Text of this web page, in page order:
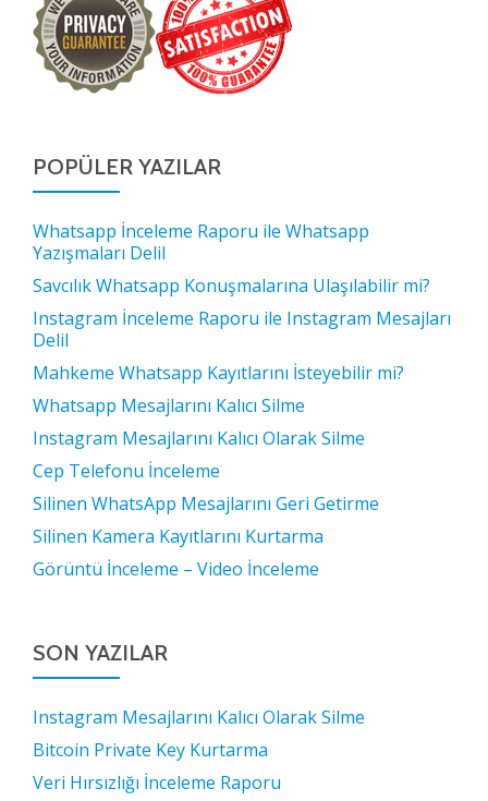
POPÜLER YAZILAR
Whatsapp İnceleme Raporu ile Whatsapp
Yazışmaları Delil
Savcılık Whatsapp Konuşmalarına Ulaşılabilir mi?
Instagram İnceleme Raporu ile Instagram Mesajları
Delil
Mahkeme Whatsapp Kayıtlarını İsteyebilir mi?
Whatsapp Mesajlarını Kalıcı Silme
Instagram Mesajlarını Kalıcı Olarak Silme
Cep Telefonu İnceleme
Silinen WhatsApp Mesajlarını Geri Getirme
Silinen Kamera Kayıtlarını Kurtarma
Görüntü İnceleme – Video İnceleme
SON YAZILAR
Instagram Mesajlarını Kalıcı Olarak Silme
Bitcoin Private Key Kurtarma
Veri Hırsızlığı İnceleme Raporu